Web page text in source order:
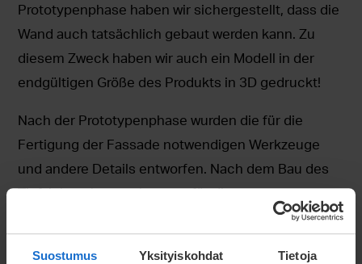
Suostumus Yksityiskohdat Tietoja
Prototypenphase haben wir sichergestellt, dass die
Wand auch tatsächlich gebaut werden kann. Zu
diesem Zweck haben wir auch ein Modell in der
endgültigen Größe des Produkts in 3D gedruckt!
Nach der Prototypenphase wurden die für die
Fertigung der Fassade notwendigen Werkzeuge
und andere Details entworfen. Nach dem Bau des
Tiefziehwerkzeugs kann es für die
Massenproduktion der Fassadenelemente